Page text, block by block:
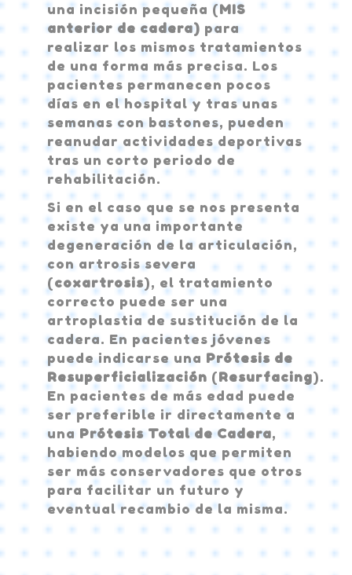
una incisión pequeña (MIS
anterior de cadera) para
realizar los mismos tratamientos
de una forma más precisa. Los
pacientes permanecen pocos
días en el hospital y tras unas
semanas con bastones, pueden
reanudar actividades deportivas
tras un corto periodo de
rehabilitación.
Si en el caso que se nos presenta
existe ya una importante
degeneración de la articulación,
con artrosis severa
(coxartrosis), el tratamiento
correcto puede ser una
artroplastia de sustitución de la
cadera. En pacientes jóvenes
puede indicarse una Prótesis de
Resuperficialización (Resurfacing).
En pacientes de más edad puede
ser preferible ir directamente a
una Prótesis Total de Cadera,
habiendo modelos que permiten
ser más conservadores que otros
para facilitar un futuro y
eventual recambio de la misma.